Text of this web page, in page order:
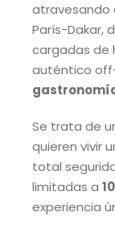
atravesando
París-Dakar,
cargadas de
auténtico
Se trata de
quieren vivir
total
limitadas a
experiencia